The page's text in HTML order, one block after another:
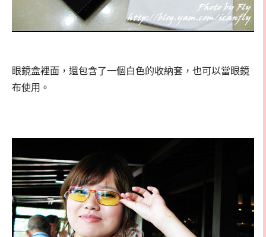
眼鏡盒裡面，還包含了一個白色的收納套，也可以當眼鏡
布使用。